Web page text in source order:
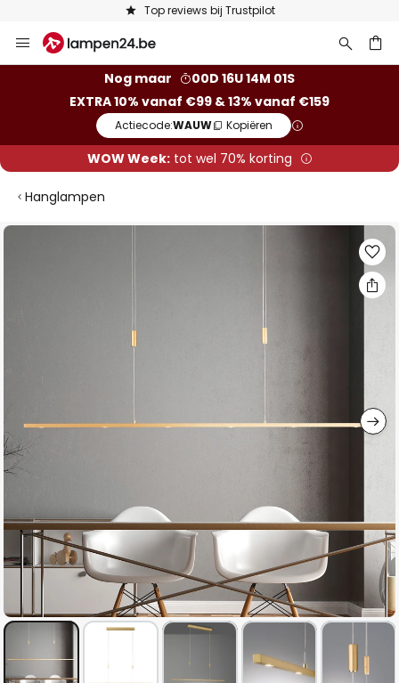
Keuze uit 50.000 lampen
naar
Nog maar
00D 16U 14M 00S
EXTRA 10% vanaf €99 & 13% vanaf €159
Actiecode:WAUW Kopiëren
WOW Week:tot wel 70% korting
Hanglampen
Ga